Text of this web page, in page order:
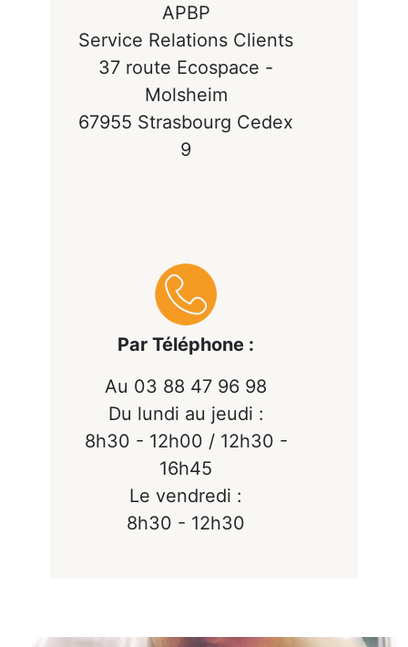
APBP
Service Relations Clients
37 route Ecospace -
Molsheim
67955 Strasbourg Cedex
9
Par Téléphone :
Au 03 88 47 96 98
Du lundi au jeudi :
8h30 - 12h00 / 12h30 -
16h45
Le vendredi :
8h30 - 12h30